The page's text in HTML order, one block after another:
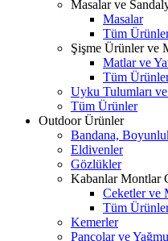
Masalar ve
Masalar
Tüm
Şişme Ürünler ve
Matlar ve
Tüm
Uyku Tulumları ve
Tüm Ürünler
Outdoor Ürünler
Bandana,
Eldivenler
Gözlükler
Kabanlar Montlar
Ceketler ve
Tüm
Kemerler
Pançolar ve